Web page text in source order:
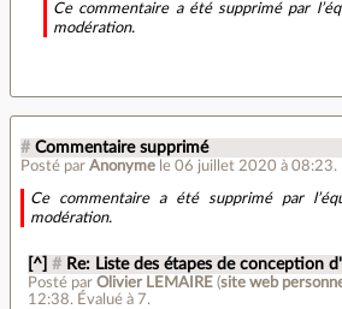
Ce commentaire a été supprimé par
modération.
# Commentaire supprimé
Posté par Anonyme le 06 juillet 2020 à 08:23.
Ce commentaire a été supprimé par
modération.
[^] # Re: Liste des étapes de conception
Posté parOlivier LEMAIRE (site web
12:38. Évalué à 7.